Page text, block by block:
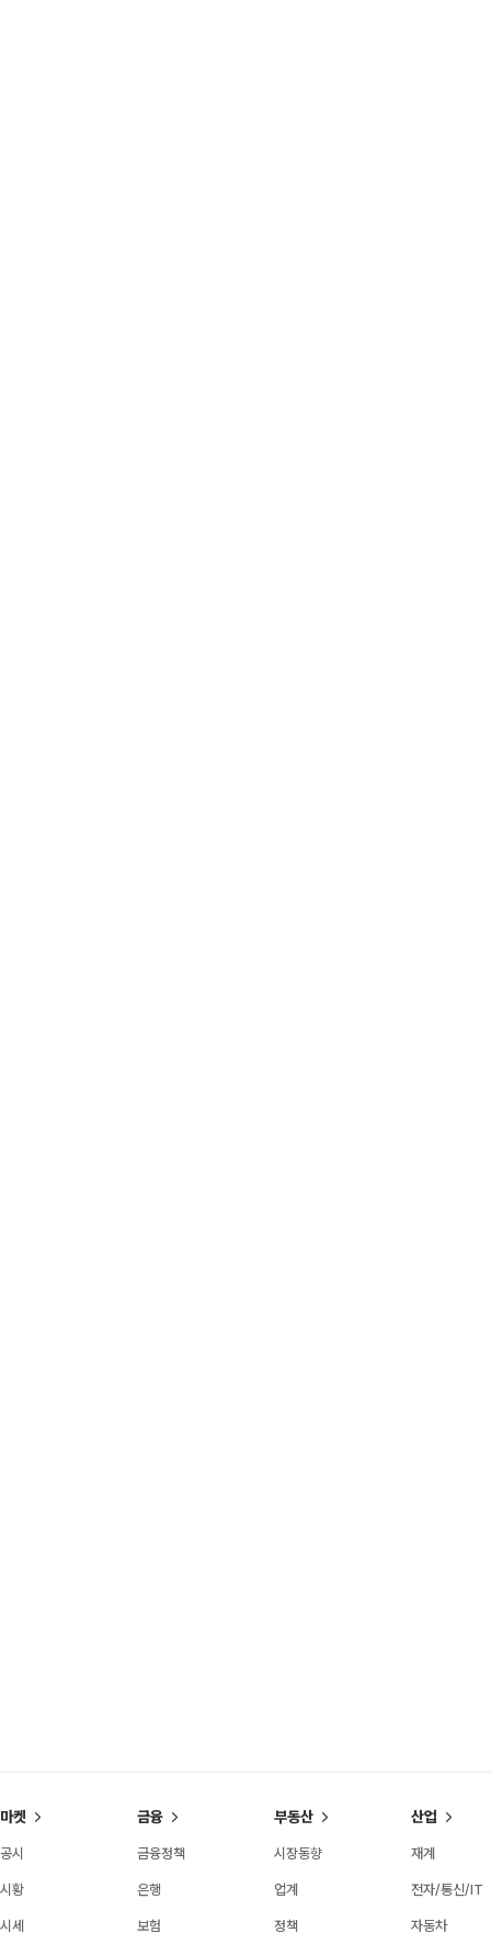
마켓
공시
시황
시세
금융
금융정책
은행
보험
부동산
시장동향
업계
정책
산업
재계
전자/통신/IT
자동차